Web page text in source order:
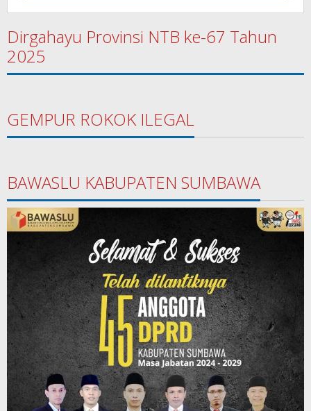
Dirgahayu Provinsi NTB ke-67 Tahun
2025
GEMPUR ROKOK ILEGAL
BAWASLU KABUPATEN SUMBAWA